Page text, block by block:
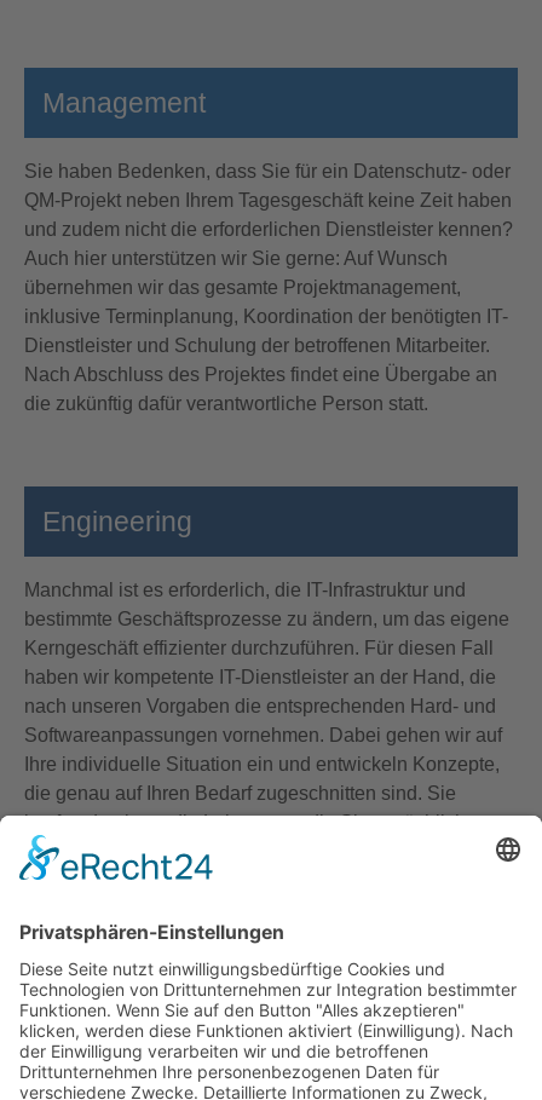
Management
Sie haben Bedenken, dass Sie für ein Datenschutz- oder
QM-Projekt neben Ihrem Tagesgeschäft keine Zeit haben
und zudem nicht die erforderlichen Dienstleister kennen?
Auch hier unterstützen wir Sie gerne: Auf Wunsch
übernehmen wir das gesamte Projektmanagement,
inklusive Terminplanung, Koordination der benötigten IT-
Dienstleister und Schulung der betroffenen Mitarbeiter.
Nach Abschluss des Projektes findet eine Übergabe an
die zukünftig dafür verantwortliche Person statt.
Engineering
Manchmal ist es erforderlich, die IT-Infrastruktur und
bestimmte Geschäftsprozesse zu ändern, um das eigene
Kerngeschäft effizienter durchzuführen. Für diesen Fall
haben wir kompetente IT-Dienstleister an der Hand, die
nach unseren Vorgaben die entsprechenden Hard- und
Softwareanpassungen vornehmen. Dabei gehen wir auf
Ihre individuelle Situation ein und entwickeln Konzepte,
die genau auf Ihren Bedarf zugeschnitten sind. Sie
kaufen damit nur die Leistungen, die Sie tatsächlich
benötigen.
Kostenlos und unverbindlich:
Erstgespräch zum Datenschutz mit kurzer Analyse,
inwieweit für Sie im Unternehmen Handlungsbedarf
besteht.
Rufen Sie mich an, damit wir einen Termin